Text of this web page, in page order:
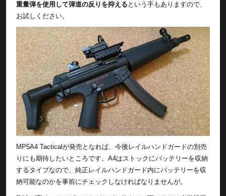
重量弾を使用して弾道の反りを抑える という手もありますので、
お試しください。
MP5A4 Tacticalが発売となれば、今後レイルハンドガードの別売
りにも期待したいところです。A4はストックにバッテリーを収納
するタイプなので、純正レイルハンドガード内にバッテリーを収
納可能なのかを事前にチェックしなければなりませんが。